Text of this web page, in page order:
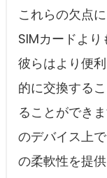
これらの欠点
SIMカードより
彼らはより便
的に交換する
ることができ
のデバイス上
の柔軟性を提供